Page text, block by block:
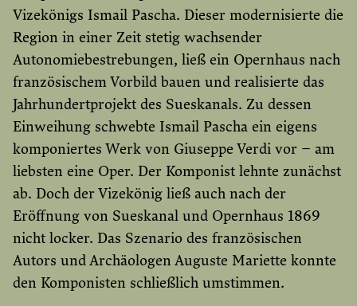
Vizekönigs Ismail Pascha. Dieser modernisierte die
Region in einer Zeit stetig wachsender
Autonomiebestrebungen, ließ ein Opernhaus nach
französischem Vorbild bauen und realisierte das
Jahrhundertprojekt des Sueskanals. Zu dessen
Einweihung schwebte Ismail Pascha ein eigens
komponiertes Werk von Giuseppe Verdi vor – am
liebsten eine Oper. Der Komponist lehnte zunächst
ab. Doch der Vizekönig ließ auch nach der
Eröffnung von Sueskanal und Opernhaus 1869
nicht locker. Das Szenario des französischen
Autors und Archäologen Auguste Mariette konnte
den Komponisten schließlich umstimmen.